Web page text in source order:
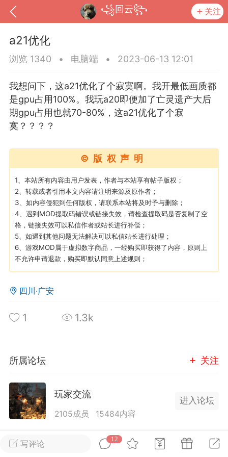
꧁回云꧂ 关注
我的钱包 道具 排行榜
MOD下载 攻略教程 联机招募
大人
Lv.8
02-10 15:45
电脑端 其他&工具
卖挂
禁止发布联机可用的作弊模组，
作弊模组的发布规范近期收到一些信息
模组的发布行为：1. *...
汉
71
大人
Lv.8
写评论
12
a21优化
浏览 1340 • 电脑端 • 2023-06-13 12:01
我想问下，这a21优化了个寂寞啊。我开最低画质都
是gpu占用100%。我玩a20即便加了亡灵遗产大后
期gpu占用也就70-80%，这a21优化了个寂
寞？？？？
©版权声明
1、本站所有内容由用户发表，作者与本站享有帖子版权；
2、转载或者引用本文内容请注明来源及原作者；
3、如内容侵犯到任何版权，请联系本站将及时予与删除；
4、遇到MOD提取码错误或链接失效，请检查提取码是否复制了空
格，链接失效可以私信作者或站长进行补偿；
5、如遇到其他问题无法解决可以私信站长进行处理；
6、游戏MOD属于虚拟数字商品，一经购买即获得了内容，原则上
不允许申请退款，购买即默认同意上述规则；
四川·广安
1 1.3k
所属论坛 关注
玩家交流
2105成员 15484内容
进入论坛
为七日杀玩家提供交流、提问、分享平台。发帖请
遵守中国法律规则，拒绝违法信息！